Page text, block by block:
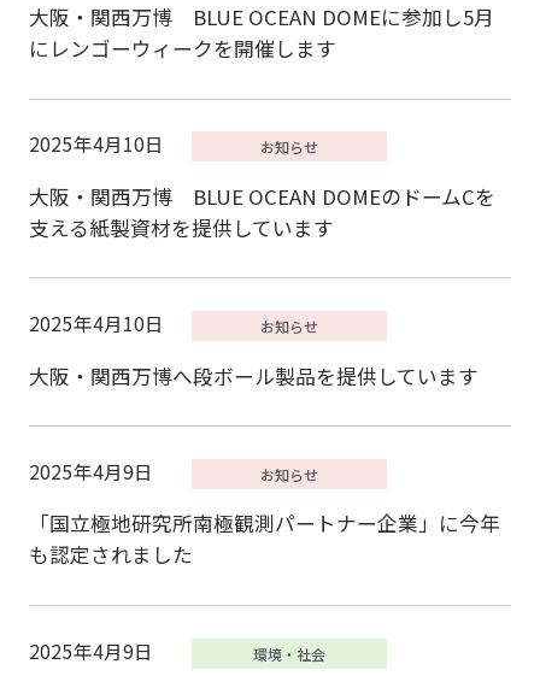
大阪・関西万博 BLUE OCEAN DOMEに参加し5月
にレンゴーウィークを開催します
2025年4月10日
大阪・関西万博 BLUE OCEAN DOMEのドームCを
支える紙製資材を提供しています
2025年4月10日
大阪・関西万博へ段ボール製品を提供しています
2025年4月9日
「国立極地研究所南極観測パートナー企業」に今年
も認定されました
2025年4月9日